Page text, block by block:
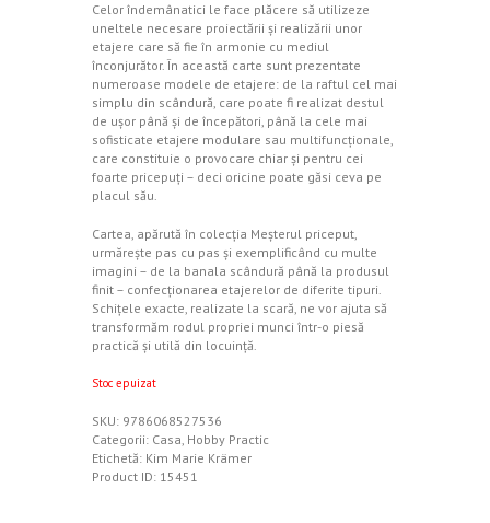
Celor îndemânatici le face plăcere să utilizeze
uneltele necesare proiectării şi realizării unor
etajere care să fie în armonie cu mediul
înconjurător. În această carte sunt prezentate
numeroase modele de etajere: de la raftul cel mai
simplu din scândură, care poate fi realizat destul
de uşor până şi de începători, până la cele mai
sofisticate etajere modulare sau multifuncţionale,
care constituie o provocare chiar şi pentru cei
foarte pricepuţi – deci oricine poate găsi ceva pe
placul său.
Cartea, apărută în colecţia Meşterul priceput,
urmăreşte pas cu pas şi exemplificând cu multe
imagini – de la banala scândură până la produsul
finit – confecţionarea etajerelor de diferite tipuri.
Schiţele exacte, realizate la scară, ne vor ajuta să
transformăm rodul propriei munci într-o piesă
practică şi utilă din locuinţă.
Stoc epuizat
SKU: 9786068527536
Categorii: Casa Hobby Practic
Etichetă: Kim Marie Krämer
Product ID: 15451